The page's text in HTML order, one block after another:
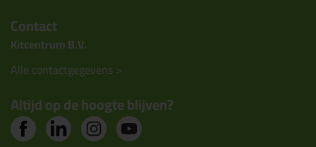
Contact
Kitcentrum B.V.
Alle contactgegevens >
Altijd op de hoogte blijven?